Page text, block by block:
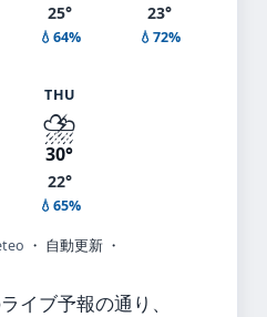
25°
💧64%
23°
💧72%
THU
⛈️
30°
22°
💧65%
・ 自動更新 ・
イブ予報の通り、